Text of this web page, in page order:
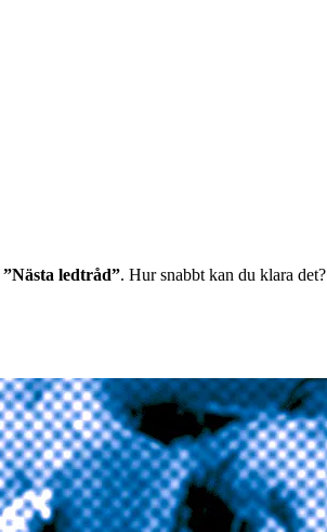
”Nästa ledtråd”. Hur snabbt kan du klara det?